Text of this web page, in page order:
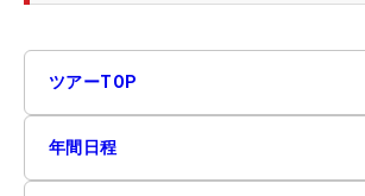
ツアーTOP
年間日程